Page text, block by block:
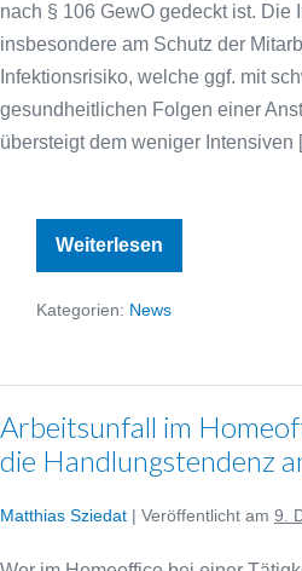
nach § 106 GewO gedeckt ist. Die
insbesondere am Schutz der
Infektionsrisiko, welche ggf. mit
gesundheitlichen Folgen einer
übersteigt dem weniger Intensiven
Weiterlesen
Corona
Kategorien: News
Arbeitsunfall im
die Handlungstendenz
Matthias Sziedat | Veröffentlicht am 9.